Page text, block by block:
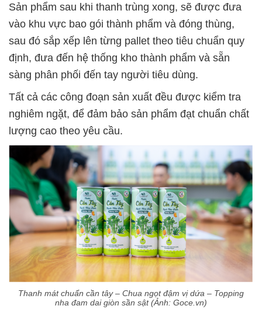
Sản phẩm sau khi thanh trùng xong, sẽ được đưa
vào khu vực bao gói thành phẩm và đóng thùng,
sau đó sắp xếp lên từng pallet theo tiêu chuẩn quy
định, đưa đến hệ thống kho thành phẩm và sẵn
sàng phân phối đến tay người tiêu dùng.
Tất cả các công đoạn sản xuất đều được kiểm tra
nghiêm ngặt, để đảm bảo sản phẩm đạt chuẩn chất
lượng cao theo yêu cầu.
Thanh mát chuẩn cần tây – Chua ngọt đậm vị dứa – Topping
nha đam dai giòn sần sật (Ảnh: Goce.vn)